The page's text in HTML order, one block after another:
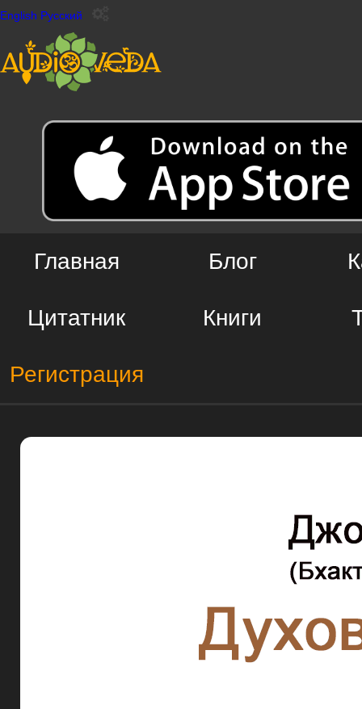
English Русский
Главная Блог
Цитатник Книги
Регистрация